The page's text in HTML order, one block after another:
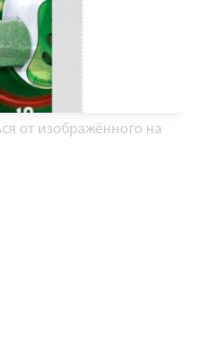
от изображённого на